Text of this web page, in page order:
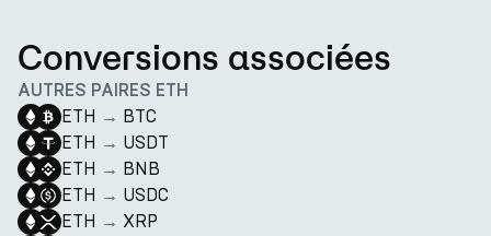
Conversions associées
AUTRES PAIRES ETH
ETH → BTC
ETH → USDT
ETH → BNB
ETH → USDC
ETH → XRP